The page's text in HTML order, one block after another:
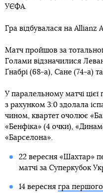
УЄФА.
Гра відбувалася на Allianz
Матч пройшов за
Голами відзначилися
Ґнабрі (68-а), Сане (74-а)
У паралельному матчі
з рахунком 3:0 здолала
чином, квартет очолює
«Бенфіка» (4 очки),
«Барселона».
22 вересня «Шахтар»
матчі за Суперкубок
14 вересня гра